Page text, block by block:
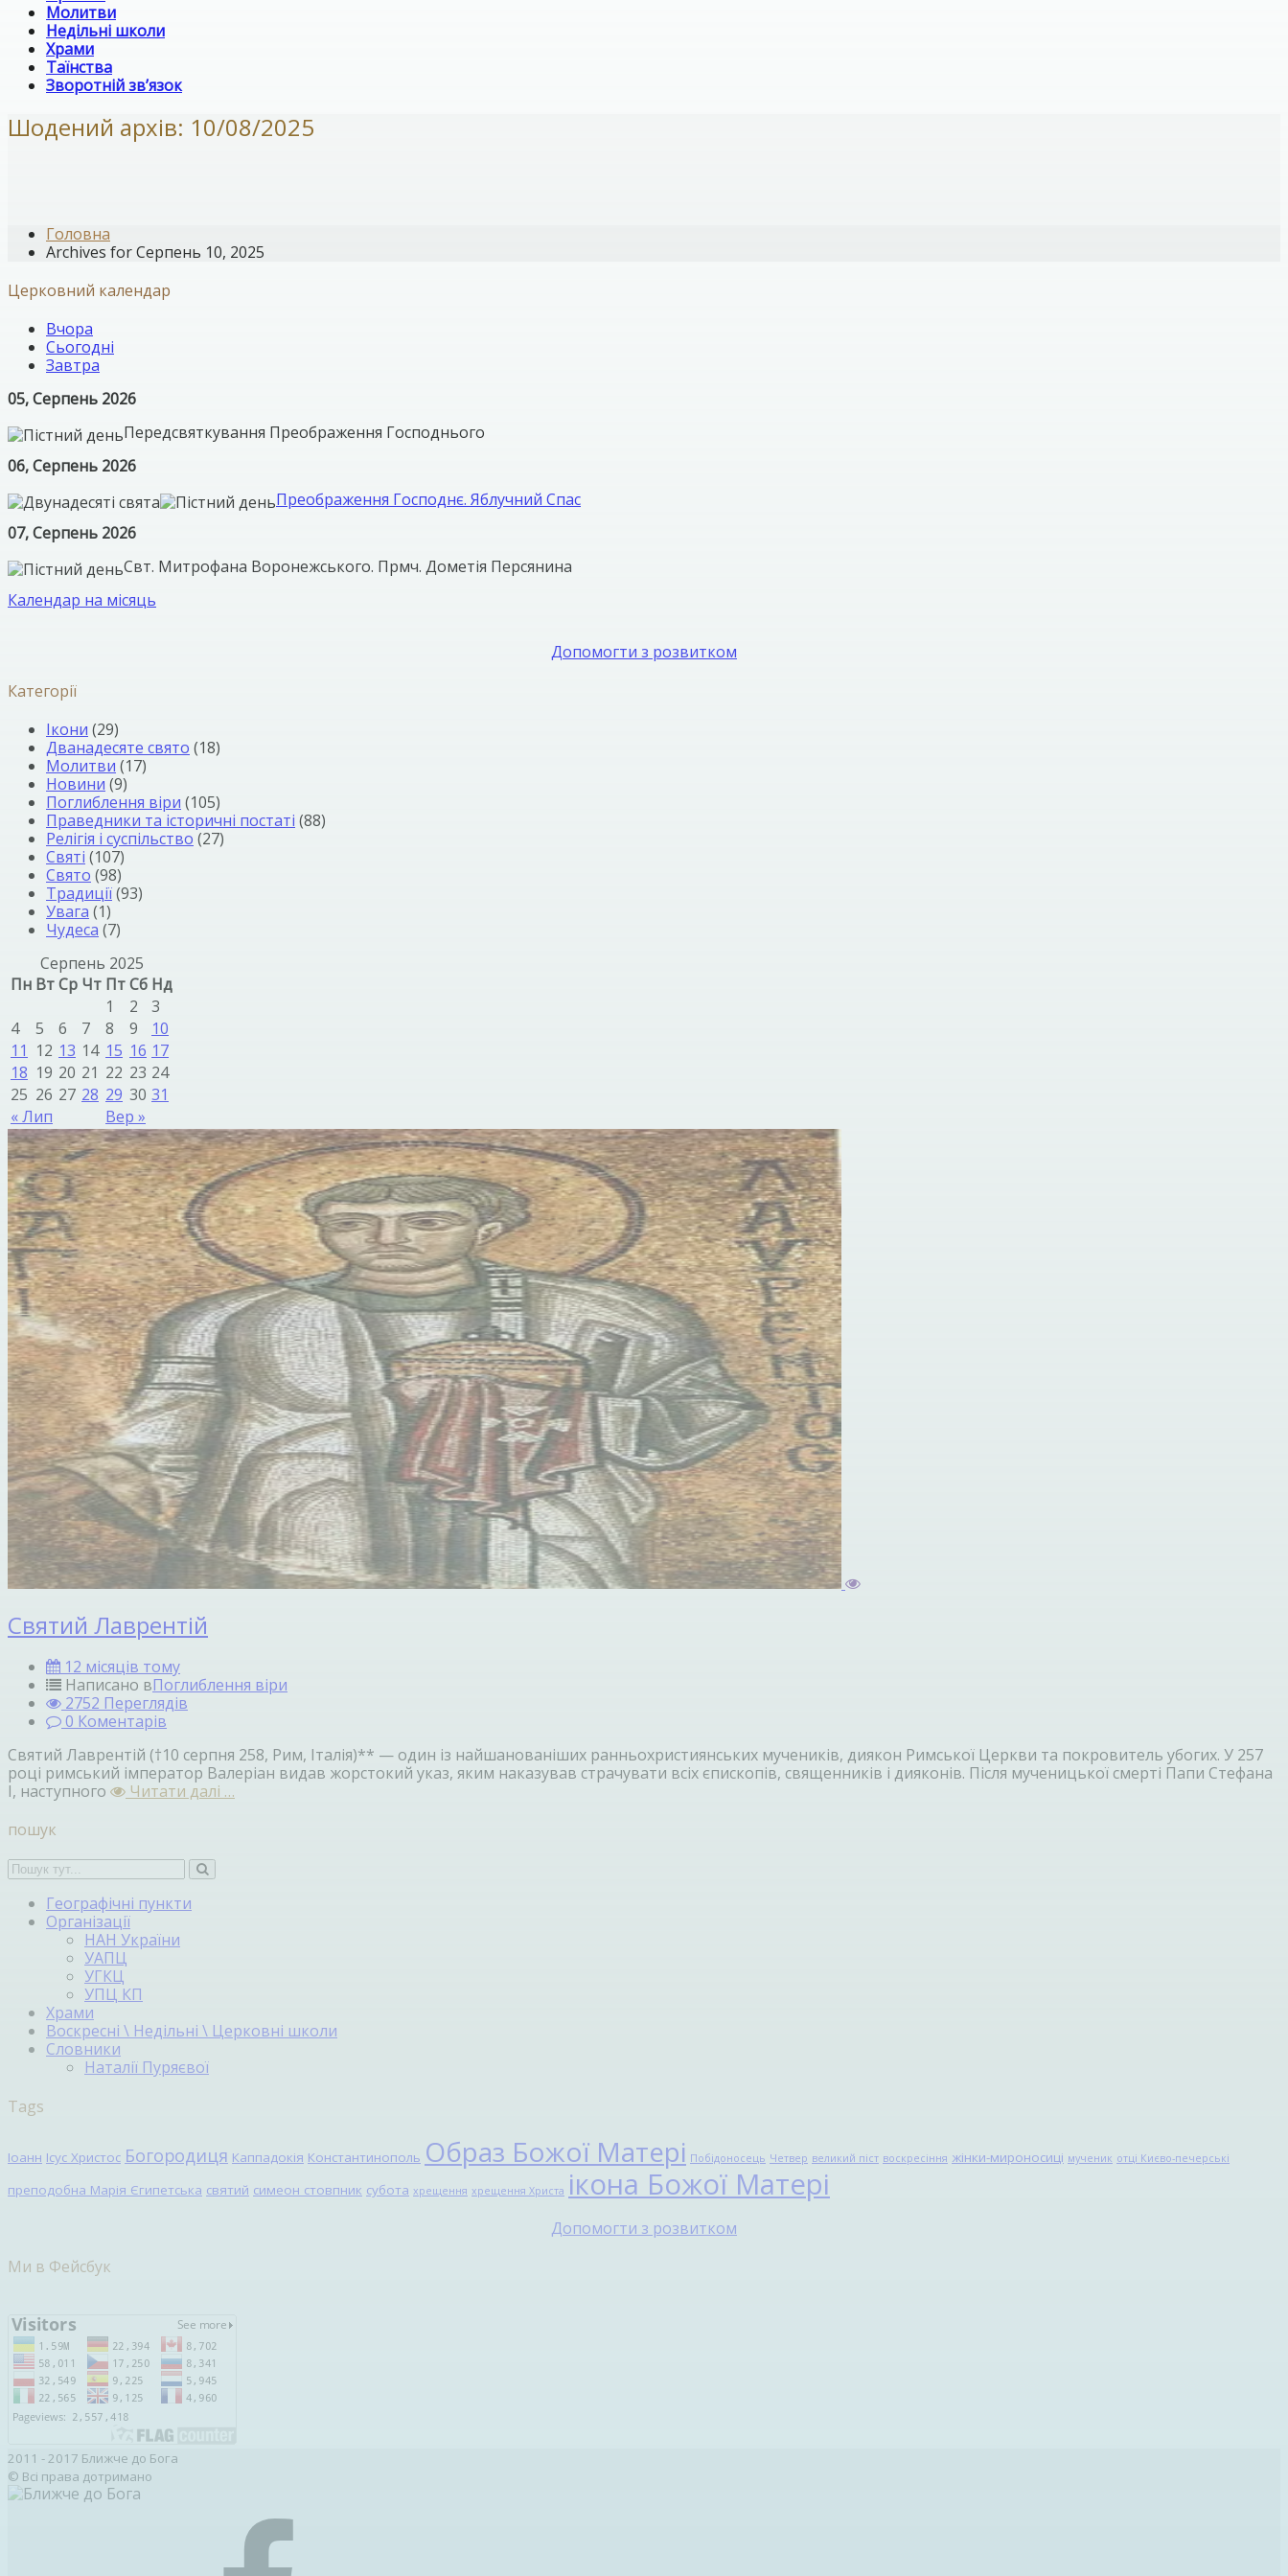
Молитви
Недільні школи
Храми
Таїнства
Зворотній зв’язок
Шодений архів: 10/08/2025
Головна
Archives for Серпень 10, 2025
Церковний календар
Вчора
Сьогодні
Завтра
05, Серпень 2026
Передсвяткування Преображення Господнього
06, Серпень 2026
Преображення Господнє. Яблучний Спас
07, Серпень 2026
Свт. Митрофана Воронежського. Прмч. Дометія Персянина
Календар на місяць
Допомогти з розвитком
Категорії
Ікони (29)
Дванадесяте свято (18)
Молитви (17)
Новини (9)
Поглиблення віри (105)
Праведники та історичні постаті (88)
Релігія і суспільство (27)
Святі (107)
Свято (98)
Традиції(93)
Увага (1)
Чудеса (7)
Серпень 2025
Пн ВтСр Чт ПтСб Нд
« Лип Вер »
1 2
3
4
5 6 7 8 9
10
11 12 13 14 15 16 17
18 19 20 21 22 23 24
25 26 27 28 29 30 31
Святий Лаврентій
12 місяців тому
Написано вПоглиблення віри
2752 Переглядів
0 Коментарів
Святий Лаврентій (†10 серпня 258, Рим, Італія)** — один із найшанованіших ранньохристиянських мучеників, диякон Римської Церкви та покровитель убогих. У 257
році римський імператор Валеріан видав жорстокий указ, яким наказував страчувати всіх єпископів, священників і дияконів. Після мученицької смерті Папи Стефана
І, наступного
Читати далі …
пошук
Географічні пункти
Організації
НАН України
УАПЦ
УГКЦ
УПЦ КП
Храми
Воскресні \ Недільні \ Церковні школи
Словники
Наталії Пуряєвої
Tags
Іоанн Ісус Христос Богородиця Каппадокія Константинополь Образ Божої Матері Побідоносець Четвер великий піст воскресіння жінки-мироносиці мученик отці Києво-печерські
преподобна Марія Єгипетська святий симеон стовпник субота хрещення хрещення Христа ікона Божої Матері
Допомогти з розвитком
Ми в Фейсбук
2011 - 2017 Ближче до Бога
© Всі права дотримано